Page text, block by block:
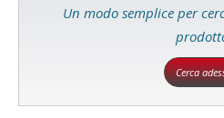
Un modo semplice per
Cerca